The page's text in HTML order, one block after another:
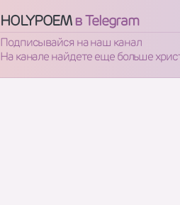
HOLYPOEMв Telegram
Подписывайся на наш канал
На канале найдете еще больше